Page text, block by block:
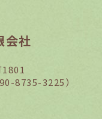
会社
8735-3225）